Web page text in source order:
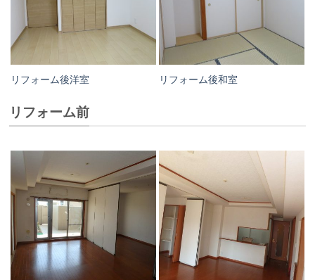
リフォーム後洋室 リフォーム後和室
リフォーム前